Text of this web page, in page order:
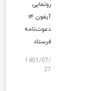
رونمایی
آیفون ۱۴
دعوت‌نامه
فرستاد
1401/07/
27